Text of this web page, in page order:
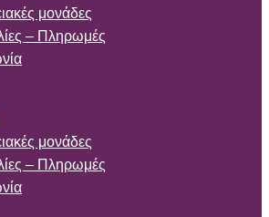
μονάδες
– Πληρωμές
μονάδες
– Πληρωμές